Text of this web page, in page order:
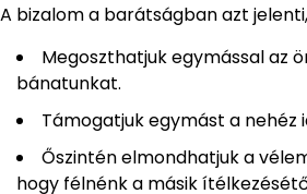
A bizalom a barátságban azt
Megoszthatjuk egymással az
bánatunkat.
Támogatjuk egymást a nehéz
Őszintén elmondhatjuk a
hogy félnénk a másik